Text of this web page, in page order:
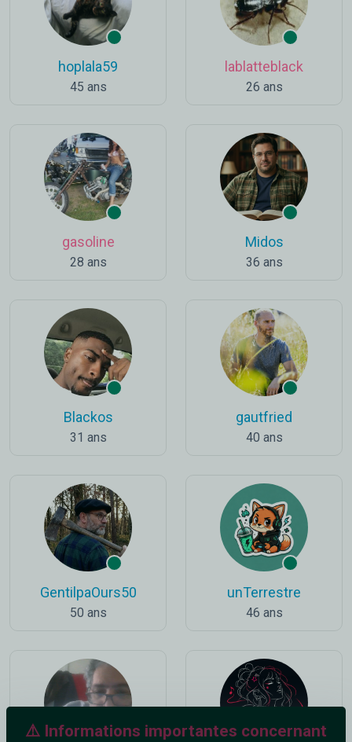
⚠️ Informations importantes concernant
hoplala59
45 ans
lablatteblack
26 ans
gasoline
28 ans
Midos
36 ans
Blackos
31 ans
gautfried
40 ans
GentilpaOurs50
50 ans
unTerrestre
46 ans